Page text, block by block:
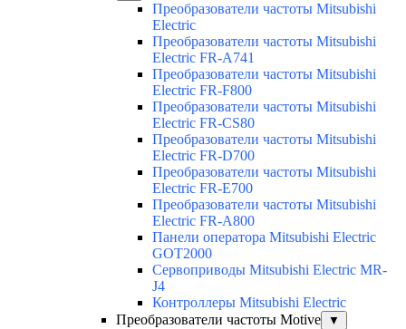
Преобразователи частоты Mitsubishi
Electric
Преобразователи частоты Mitsubishi
Electric FR-A741
Преобразователи частоты Mitsubishi
Electric FR-F800
Преобразователи частоты Mitsubishi
Electric FR-CS80
Преобразователи частоты Mitsubishi
Electric FR-D700
Преобразователи частоты Mitsubishi
Electric FR-E700
Преобразователи частоты Mitsubishi
Electric FR-A800
Панели оператора Mitsubishi Electric
GOT2000
Сервоприводы Mitsubishi Electric MR-
J4
Контроллеры Mitsubishi Electric
Преобразователи частоты Motive
▼